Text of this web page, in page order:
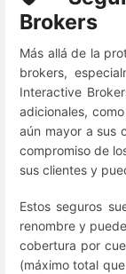
Brokers
Más allá de la
brokers,
Interactive
adicionales,
aún mayor a sus
compromiso de
sus clientes y
Estos seguros
renombre y
cobertura por
(máximo total